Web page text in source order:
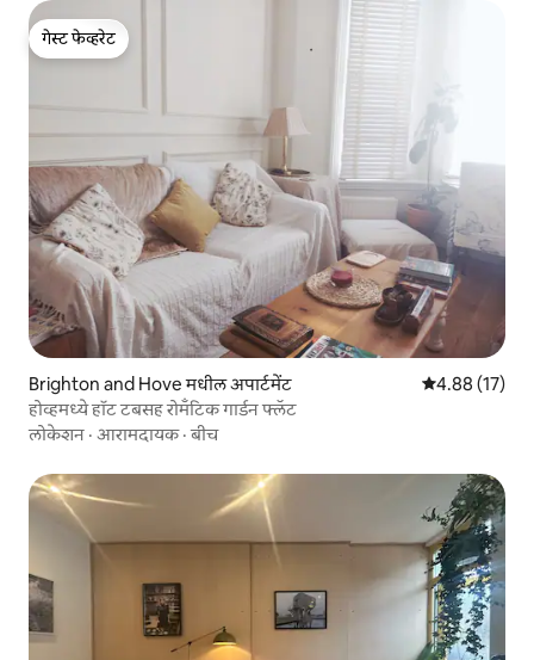
गेस्ट फेव्हरेट
गेस्ट फेव्हरेट
Brighton and Hove मधील अपार्टमेंट 5 पैकी 4.88
4.88 (17)
होव्हमध्ये हॉट टबसह रोमँटिक गार्डन फ्लॅट
लोकेशन · आरामदायक·बीच